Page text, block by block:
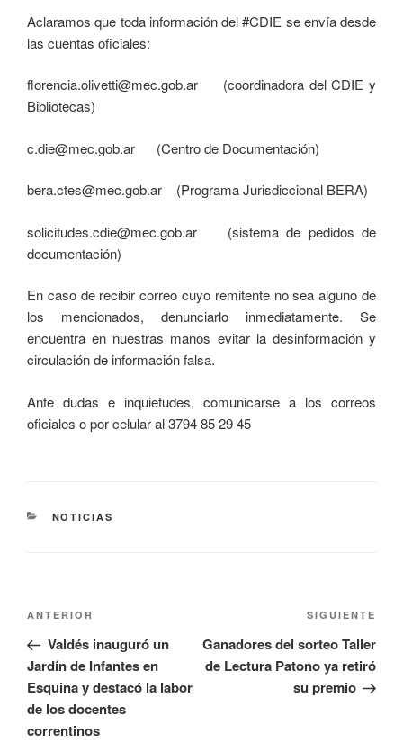
Aclaramos que toda información del #CDIE se envía desde
las cuentas oficiales:
florencia.olivetti@mec.gob.ar ​​(coordinadora del CDIE y
Bibliotecas)
c.die@mec.gob.ar (Centro de Documentación)
bera.ctes@mec.gob.ar ​(Programa Jurisdiccional BERA)
solicitudes.cdie@mec.gob.ar (sistema de pedidos de
documentación)
En caso de recibir correo cuyo remitente no sea alguno de
los mencionados, denunciarlo inmediatamente. Se
encuentra en nuestras manos evitar la desinformación y
circulación de información falsa.
Ante dudas e inquietudes, comunicarse a los correos
oficiales o por celular al 3794 85 29 45
NOTICIAS
ANTERIOR
Valdés inauguró un
Jardín de Infantes en
Esquina y destacó la labor
de los docentes
correntinos
SIGUIENTE
Ganadores del sorteo Taller
de Lectura Patono ya retiró
su premio